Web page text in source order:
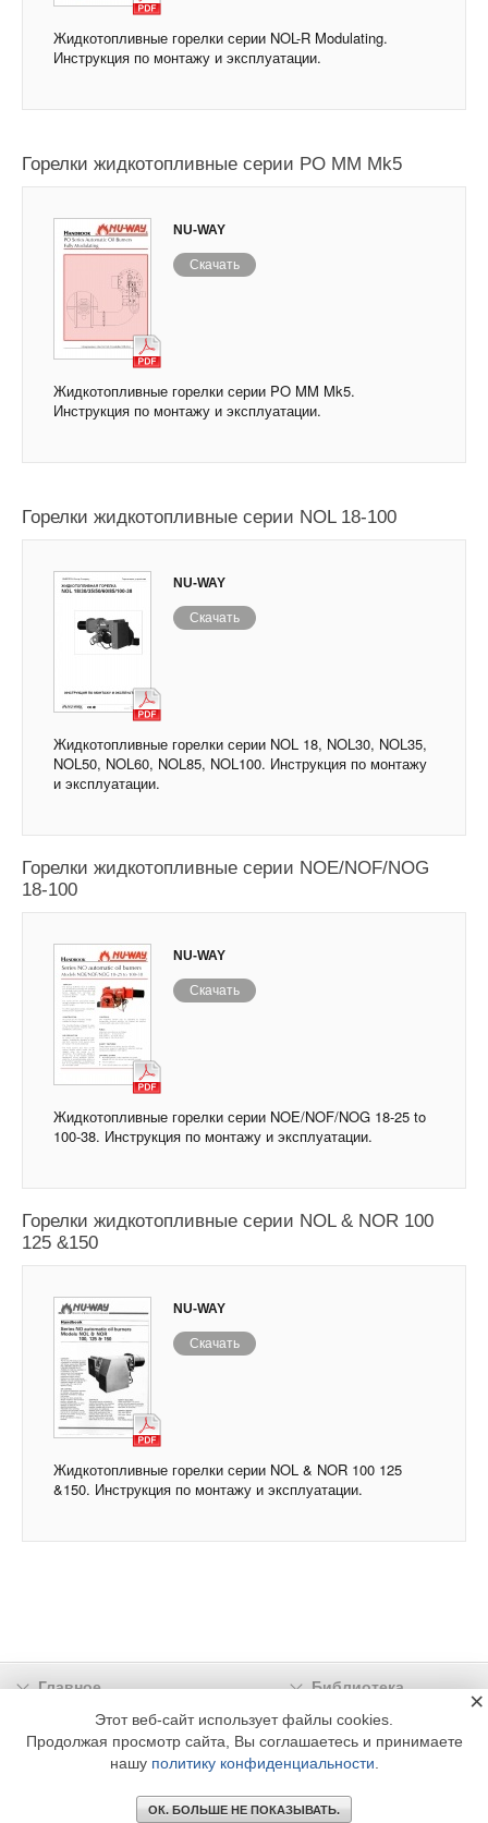
Жидкотопливные горелки серии NOL-R Modulating.
Инструкция по монтажу и эксплуатации.
Горелки жидкотопливные серии PO MM Mk5
NU-WAY
Скачать
Жидкотопливные горелки серии PO MM Mk5.
Инструкция по монтажу и эксплуатации.
Горелки жидкотопливные серии NOL 18-100
NU-WAY
Скачать
Жидкотопливные горелки серии NOL 18, NOL30, NOL35,
NOL50, NOL60, NOL85, NOL100. Инструкция по монтажу
и эксплуатации.
Горелки жидкотопливные серии NOE/NOF/NOG
18-100
NU-WAY
Скачать
Жидкотопливные горелки серии NOE/NOF/NOG 18-25 to
100-38. Инструкция по монтажу и эксплуатации.
Горелки жидкотопливные серии NOL & NOR 100
125 &150
NU-WAY
Скачать
Жидкотопливные горелки серии NOL & NOR 100 125
&150. Инструкция по монтажу и эксплуатации.
Главное
Библиотека
Подписка
Реклама
Информация
© 2002 - 2026 OOO Издательский дом «МЕДИА ТЕХНОЛОДЖИ» +7 (495) 665-00-
Этот веб-сайт использует файлы cookies.
Продолжая просмотр сайта, Вы соглашаетесь и принимаете
нашу политику конфиденциальности
ОК. БОЛЬШЕ НЕ ПОКАЗЫВАТЬ.
×